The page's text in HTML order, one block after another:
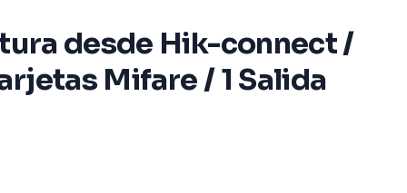
desde Hik-connect /
Mifare / 1 Salida